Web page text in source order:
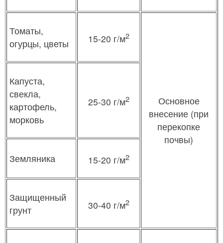
Томаты,
огурцы, цветы
15-20 г/м2
Основное
внесение (при
перекопке
почвы)
Капуста,
свекла,
картофель,
морковь
25-30 г/м2
Земляника 15-20 г/м2
Защищенный
грунт
30-40 г/м2